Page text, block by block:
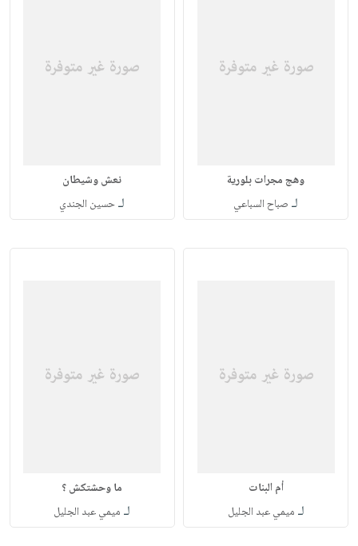
وهج مجرات بلورية
لـ صباح السباعي
نعش وشيطان
لـحسين الجندي
أم البنات
لـ ميمي عبد الجليل
ما وحشتكش ؟
لـ ميمي عبد الجليل